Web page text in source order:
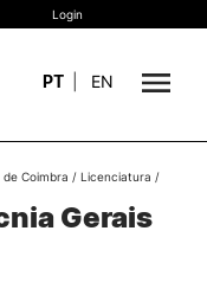
Login
PT EN
Gerais
Coimbra / Licenciatura /